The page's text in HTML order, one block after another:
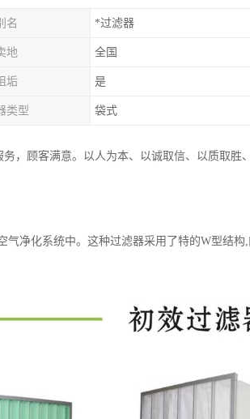
名 *过滤器
地 全国
垢 是
类型 袋式
，顾客满意。以人为本、以诚取信、以质取胜
净化系统中。这种过滤器采用了特的W型结构